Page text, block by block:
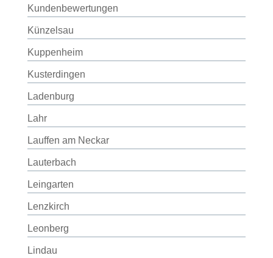
Kundenbewertungen
Künzelsau
Kuppenheim
Kusterdingen
Ladenburg
Lahr
Lauffen am Neckar
Lauterbach
Leingarten
Lenzkirch
Leonberg
Lindau